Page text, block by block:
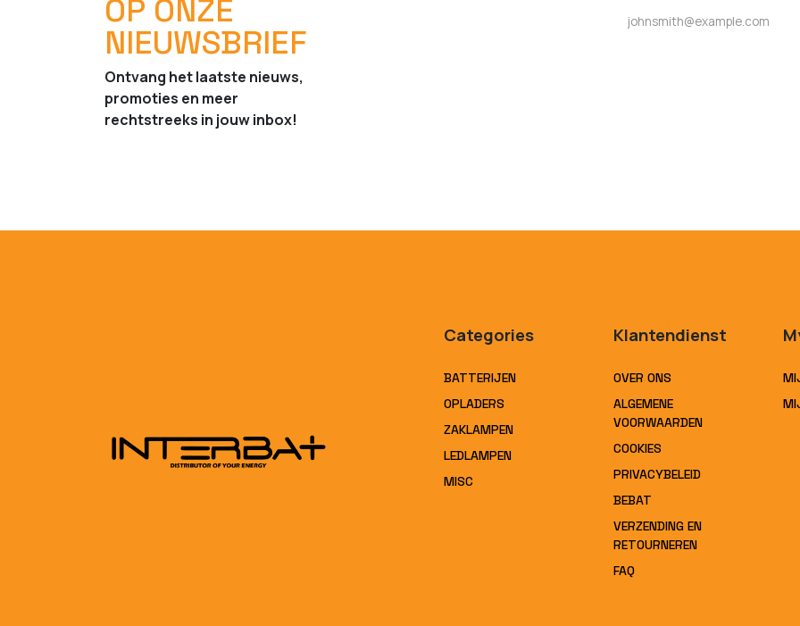
OP ONZE
NIEUWSBRIEF
Ontvang het laatste nieuws,
promoties en meer
rechtstreeks in jouw inbox!
Categories
BATTERIJEN
OPLADERS
ZAKLAMPEN
LEDLAMPEN
MISC
Klantendienst
OVER ONS
ALGEMENE
VOORWAARDEN
COOKIES
PRIVACYBELEID
BEBAT
VERZENDING EN
RETOURNEREN
FAQ